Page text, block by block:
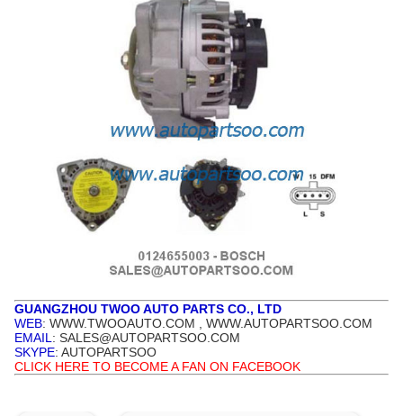
GUANGZHOU TWOO AUTO PARTS CO., LTD
WEB: WWW.TWOOAUTO.COM , WWW.AUTOPARTSOO.COM
EMAIL : SALES@AUTOPARTSOO.COM
SKYPE: AUTOPARTSOO
CLICK HERE TO BECOME A FAN ON FACEBOOK